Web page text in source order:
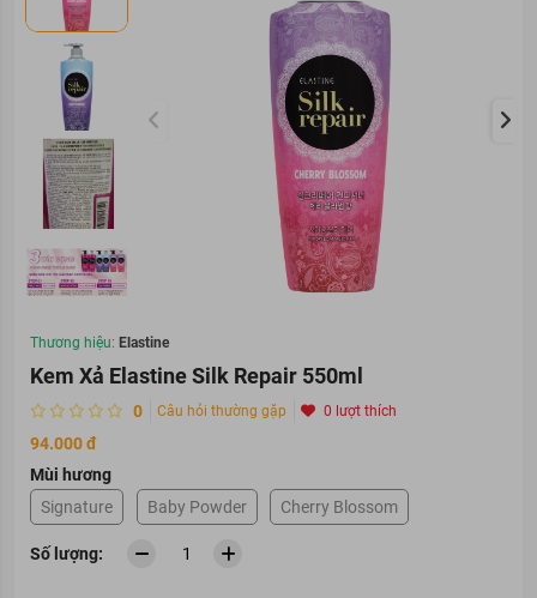
Thương hiệu: Elastine
Kem Xả Elastine Silk Repair 550ml
0 Câu hỏi thường gặp 0 lượt thích
94.000 đ
Mùi hương
Signature
Baby Powder Cherry Blossom
Số lượng: